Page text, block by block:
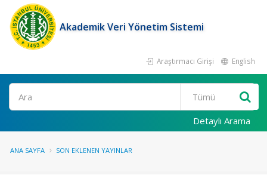
Akademik Veri Yönetim Sistemi
Araştırmacı Girişi English
Ara
Detaylı Arama
ANA SAYFA SON EKLENEN YAYINLAR